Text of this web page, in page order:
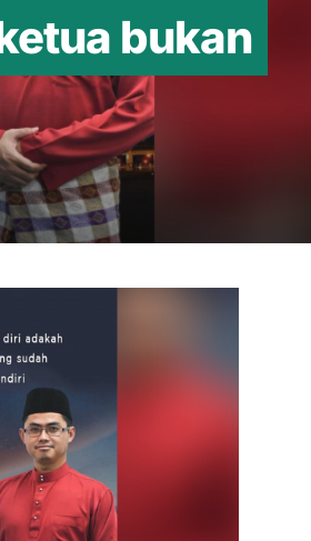
bukan